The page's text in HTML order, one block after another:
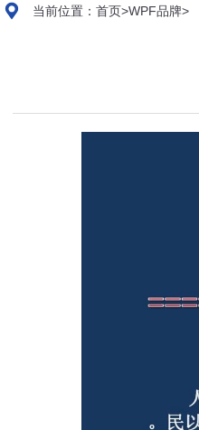
当前位置： 首页>WPF品牌>